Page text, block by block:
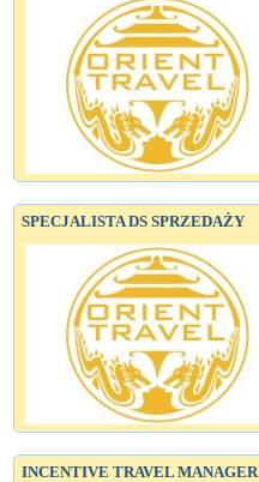
SPECJALISTA DS SPRZEDAŻY
INCENTIVE TRAVEL MANAGER